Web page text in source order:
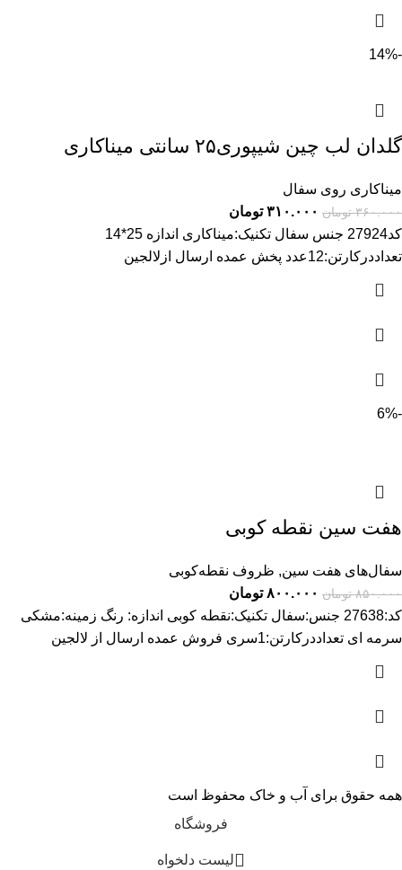
-14%
گلدان لب چین شیپوری۲۵ سانتی میناکاری
میناکاری روی سفال
۳۶۰.۰۰۰ تومان ۳۱۰.۰۰۰ تومان
کد27924 جنس سفال تکنیک:میناکاری اندازه 25*14
تعداددرکارتن:12عدد پخش عمده ارسال ازلالجین
-6%
هفت سین نقطه کوبی
سفال‌های هفت‌ سین, ظروف نقطه‌کوبی
۸۵۰.۰۰۰ تومان ۸۰۰.۰۰۰ تومان
کد:27638 جنس:سفال تکنیک:نقطه کوبی اندازه: رنگ زمینه:مشکی
سرمه ای تعداددرکارتن:1سری فروش عمده ارسال از لالجین
همه حقوق برای آب و خاک محفوظ است
فروشگاه
لیست دلخواه